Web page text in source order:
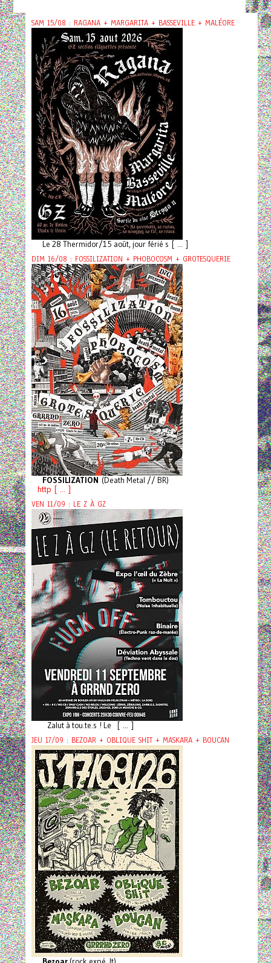
SAM 15/08 : RAGANA + MARGARITA + BASSEVILLE + MALÉORE
Le 28 Thermidor/15 août, jour férié s [ ... ]
DIM 16/08 : FOSSILIZATION + PHOBOCOSM + GROTESQUERIE
FOSSILIZATION (Death Metal // BR)
http [ ... ]
VEN 11/09 : LE Z À GZ
Zalut à tou.te.s ! Le [ ... ]
JEU 17/09 : BEZOAR + OBLIQUE SHIT + MASKARA + BOUCAN